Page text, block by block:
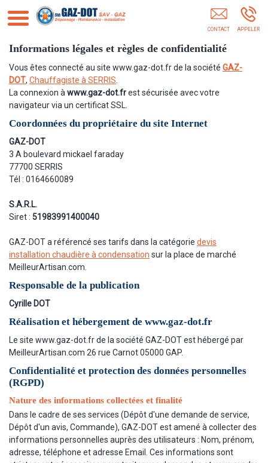
Informations légales et règles de confidentialité
Vous êtes connecté au site www.gaz-dot.fr de la société GAZ-
DOT, Chauffagiste à SERRIS
La connexion à www.gaz-dot.frest sécurisée avec votre
navigateur via un certificat SSL.
Coordonnées du propriétaire du site Internet
GAZ-DOT
3 A boulevard mickael faraday
77700 SERRIS
Tél : 0164660089
S.A.R.L.
Siret : 51983991400040
GAZ-DOT a référencé ses tarifs dans la catégorie devis
installation chaudière à condensation sur la place de marché
MeilleurArtisan.com.
Responsable de la publication
Cyrille DOT
Réalisation et hébergement de www.gaz-dot.fr
Le site www.gaz-dot.fr de la société GAZ-DOT est hébergé par
MeilleurArtisan.com 26 rue Carnot 05000 GAP.
Confidentialité et protection des données personnelles
(RGPD)
Nature des informations collectées et finalité
Dans le cadre de ses services (Dépôt d'une demande de service,
Dépôt d'un avis, Commande), GAZ-DOT est amené à collecter des
informations personnelles auprès des utilisateurs : Nom, prénom,
adresse, téléphone et adresse Email. Ces informations sont